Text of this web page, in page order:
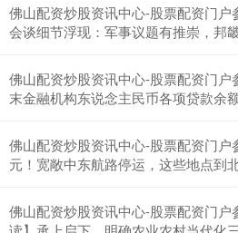
佛山配资炒股资讯中心-股票配资门
会谈细节浮现：军事议题有推崇，邦
佛山配资炒股资讯中心-股票配资门户
末金融机构东说念主民币各项贷款余
佛山配资炒股资讯中心-股票配资门户
元！宽敞中东航路停运，这些地点到
佛山配资炒股资讯中心-股票配资门户